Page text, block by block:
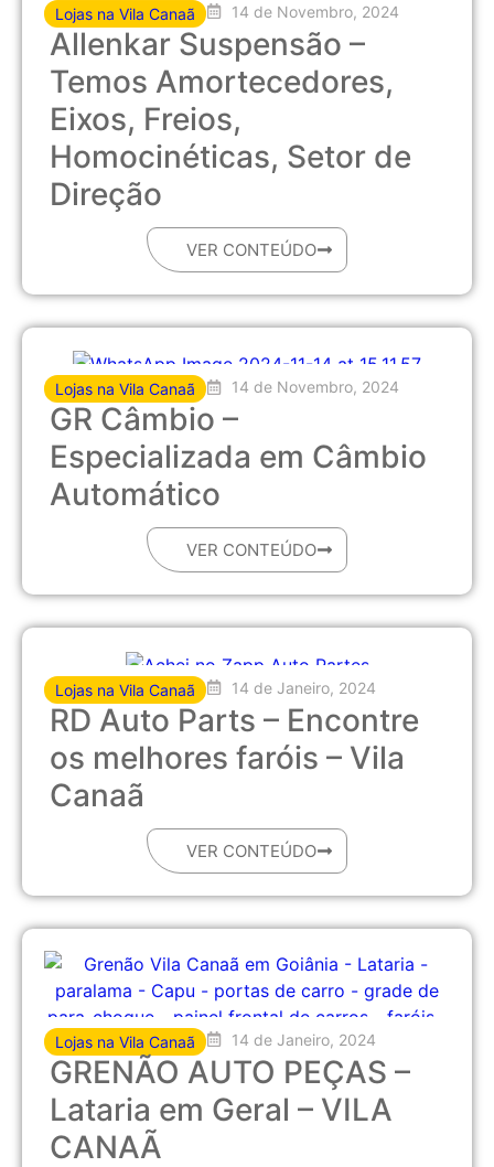
Lojas na Vila Canaã 14 de Novembro, 2024
Allenkar Suspensão –
Temos Amortecedores,
Eixos, Freios,
Homocinéticas, Setor de
Direção
VER CONTEÚDO
Lojas na Vila Canaã 14 de Novembro, 2024
GR Câmbio –
Especializada em Câmbio
Automático
VER CONTEÚDO
Lojas na Vila Canaã 14 de Janeiro, 2024
RD Auto Parts – Encontre
os melhores faróis – Vila
Canaã
VER CONTEÚDO
Lojas na Vila Canaã 14 de Janeiro, 2024
GRENÃO AUTO PEÇAS –
Lataria em Geral – VILA
CANAÃ